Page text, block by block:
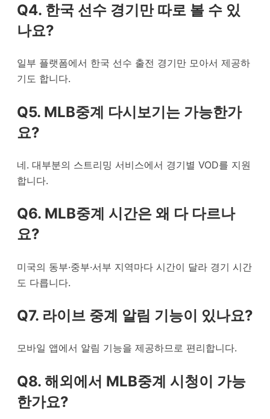
Q4. 한국 선수 경기만 따로 볼 수 있
나요?
일부 플랫폼에서 한국 선수 출전 경기만 모아서 제공하
기도 합니다.
Q5. MLB중계 다시보기는 가능한가
요?
네. 대부분의 스트리밍 서비스에서 경기별 VOD를 지원
합니다.
Q6. MLB중계 시간은 왜 다 다르나
요?
미국의 동부·중부·서부 지역마다 시간이 달라 경기 시간
도 다릅니다.
Q7. 라이브 중계 알림 기능이 있나요?
모바일 앱에서 알림 기능을 제공하므로 편리합니다.
Q8. 해외에서 MLB중계 시청이 가능
한가요?